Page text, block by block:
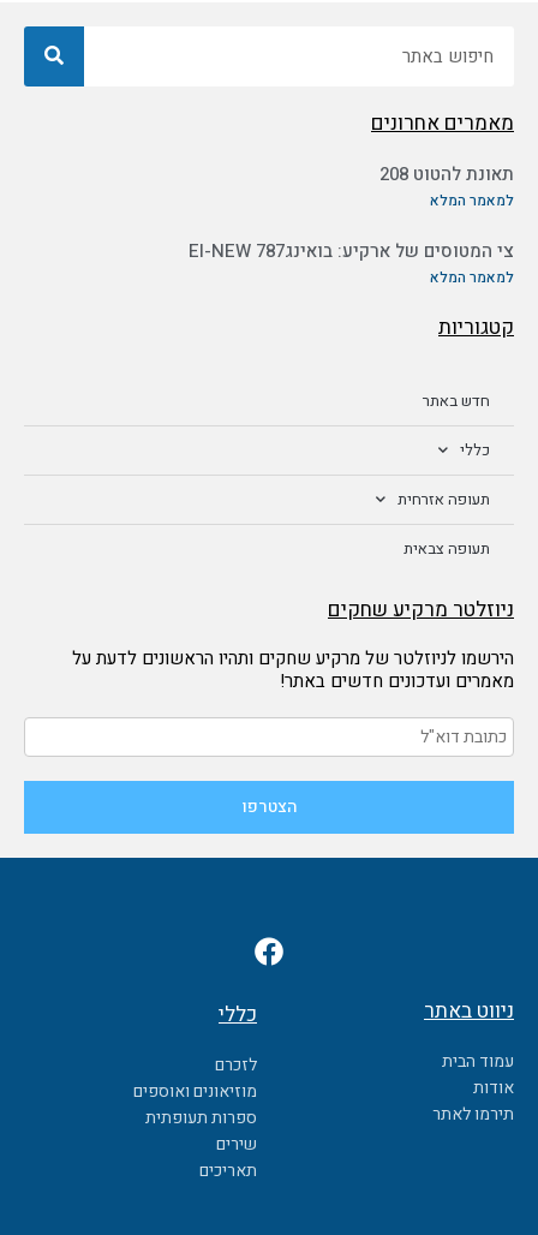
מאמרים אחרונים
תאונת להטוט 208
למאמר המלא
צי המטוסים של ארקיע: בואינג787 EI-NEW
למאמר המלא
קטגוריות
חדש באתר
כללי
תעופה אזרחית
תעופה צבאית
ניוזלטר מרקיע שחקים
הירשמו לניוזלטר של מרקיע שחקים ותהיו הראשונים לדעת על
מאמרים ועדכונים חדשים באתר!
F
a
e
b
o
o
k
ניווט באתר
עמוד הבית
אודות
תירמו לאתר
כללי
לזכרם
מוזיאונים ואוספים
ספרות תעופתית
שירים
תאריכים